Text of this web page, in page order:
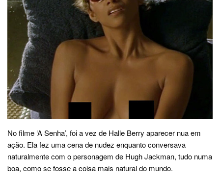
No filme ‘A Senha’, foi a vez de Halle Berry aparecer nua em
ação. Ela fez uma cena de nudez enquanto conversava
naturalmente com o personagem de Hugh Jackman, tudo numa
boa, como se fosse a coisa mais natural do mundo.